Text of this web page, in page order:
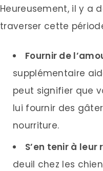
Heureusement, il y a
traverser cette
Fournir de
supplémentaire
peut signifier que
lui fournir des
nourriture.
S’en tenir à
deuil chez les